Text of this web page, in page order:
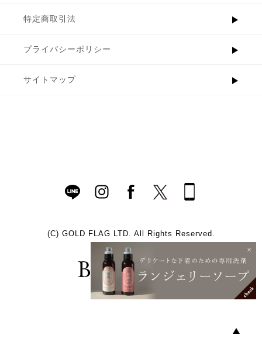
特定商取引法
プライバシーポリシー
サイトマップ
(C) GOLD FLAG LTD. All Rights Reserved.